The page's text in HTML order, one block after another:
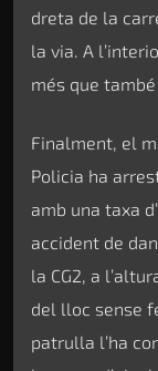
dreta de la
la via. A
més que
Finalment, el
Policia ha
amb una taxa
accident de
la CG2, a
del lloc sense
patrulla l’ha